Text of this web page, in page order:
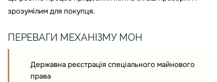
зрозумілим для покупця.
ПЕРЕВАГИ МЕХАНІЗМУ МОН
Державна реєстрація спеціального майнового
права